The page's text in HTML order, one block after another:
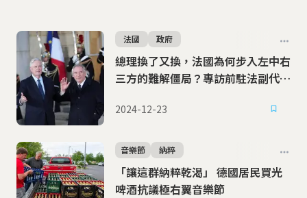
總理換了又換，法國為何步入左中右
三方的難解僵局？專訪前駐法副代表
法國 政府
2024-12-23
「讓這群納粹乾渴」 德國居民買光
啤酒抗議極右翼音樂節
音樂節 納粹